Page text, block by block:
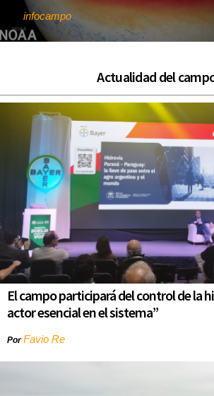
infocampo
Actualidad del
El campo participará del control de la
actor esencial en el sistema”
PorFavio Re